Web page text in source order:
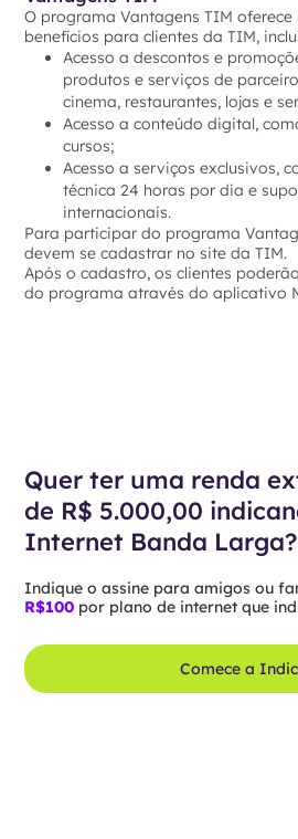
O programa Vantagens TIM oferece
benefícios para clientes da TIM,
Acesso a descontos e
produtos e serviços de
cinema, restaurantes, lojas e
Acesso a conteúdo digital,
cursos;
Acesso a serviços exclusivos,
técnica 24 horas por dia e
internacionais.
Para participar do programa
devem se cadastrar no site da TIM.
Após o cadastro, os clientes
do programa através do aplicativo
Quer ter uma renda
de R$ 5.000,00
Internet Banda Larga?
Indique o assine para amigos ou
R$100 por plano de internet que
Comece a